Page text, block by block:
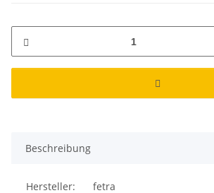
Beschreibung
Hersteller:
fetra